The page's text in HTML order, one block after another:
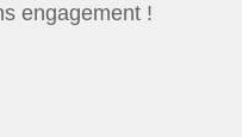
engagement !